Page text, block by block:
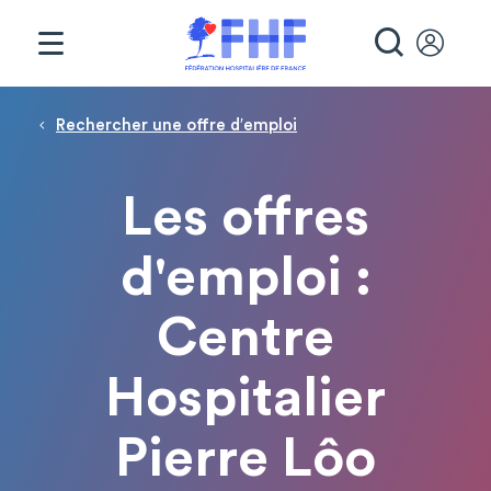
Fil d'Ariane
Rechercher une offre d′emploi
Les offres
d'emploi :
Centre
Hospitalier
Pierre Lôo
Panneau de gestion des cookies